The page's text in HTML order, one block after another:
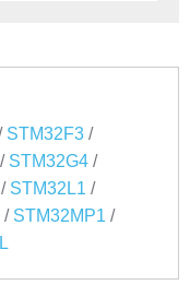
STM32F3 /
/ STM32G4 /
/ STM32L1 /
/ STM32MP1 /